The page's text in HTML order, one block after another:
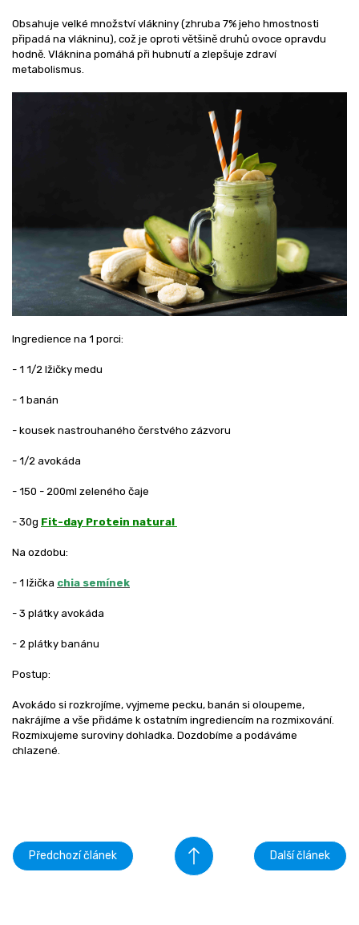
Obsahuje velké množství vlákniny (zhruba 7% jeho hmostnosti
připadá na vlákninu), což je oproti většině druhů ovoce opravdu
hodně. Vláknina pomáhá při hubnutí a zlepšuje zdraví
metabolismus.
Ingredience na 1 porci:
- 1 1/2 lžičky medu
- 1 banán
- kousek nastrouhaného čerstvého zázvoru
- 1/2 avokáda
- 150 - 200ml zeleného čaje
- 30g Fit-day Protein natural
Na ozdobu:
- 1 lžička chia semínek
- 3 plátky avokáda
- 2 plátky banánu
Postup:
Avokádo si rozkrojíme, vyjmeme pecku, banán si oloupeme,
nakrájíme a vše přidáme k ostatním ingrediencím na rozmixování.
Rozmixujeme suroviny dohladka. Dozdobíme a podáváme
chlazené.
Předchozí článek Další článek